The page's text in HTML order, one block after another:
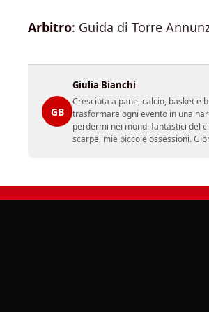
Arbitro: Guida di Torre
GB
Giulia Bianchi
Cresciuta a pane, calcio, basket e
trasformare ogni evento in una
perdermi nei mondi fantastici del
scarpe, mie piccole ossessioni.